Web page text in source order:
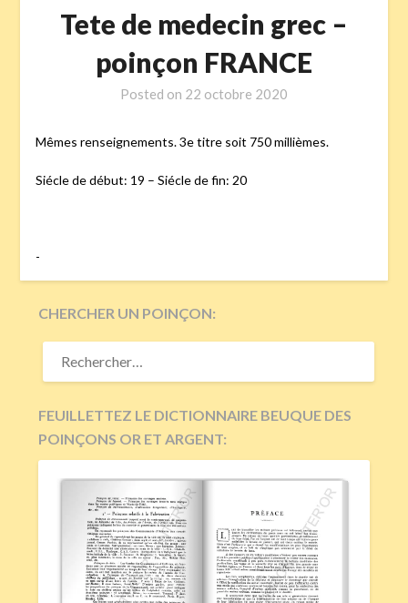
Tete de medecin grec –
poinçon FRANCE
Posted on 22 octobre 2020
Mêmes renseignements. 3e titre soit 750 millièmes.
Siécle de début: 19 – Siécle de fin: 20
-
CHERCHER UN POINÇON:
RECHERCHER :
FEUILLETTEZ LE DICTIONNAIRE BEUQUE DES
POINÇONS OR ET ARGENT: